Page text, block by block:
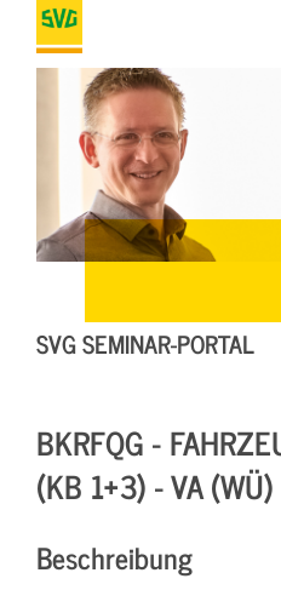
SVG SEMINAR-PORTAL
BKRFQG -
(KB 1+3) - VA
Beschreibung